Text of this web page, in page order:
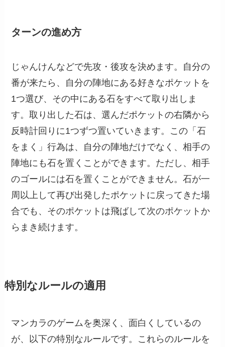
ターンの進め方
じゃんけんなどで先攻・後攻を決めます。自分の
番が来たら、自分の陣地にある好きなポケットを
1つ選び、その中にある石をすべて取り出しま
す。取り出した石は、選んだポケットの右隣から
反時計回りに1つずつ置いていきます。この「石
をまく」行為は、自分の陣地だけでなく、相手の
陣地にも石を置くことができます。ただし、相手
のゴールには石を置くことができません。石が一
周以上して再び出発したポケットに戻ってきた場
合でも、そのポケットは飛ばして次のポケットか
らまき続けます。
特別なルールの適用
マンカラのゲームを奥深く、面白くしているの
が、以下の特別なルールです。これらのルールを